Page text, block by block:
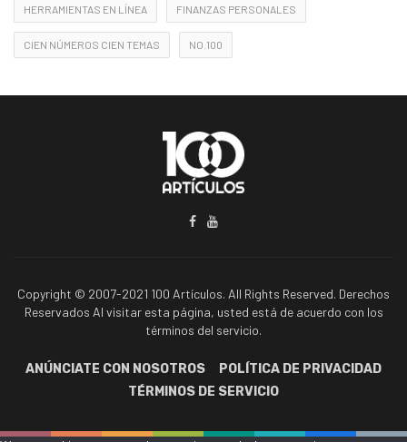
HERRAMIENTAS EN LÍNEA FINANZAS PERSONALES
CIEN NÚMEROS CIEN TEMAS NO.100
Copyright © 2007-2021 100 Artículos. All Rights Reserved. Derechos
Reservados Al visitar esta página, usted está de acuerdo con los
términos del servicio.
ANÚNCIATE CON NOSOTROS
POLÍTICA DE PRIVACIDAD
TÉRMINOS DE SERVICIO